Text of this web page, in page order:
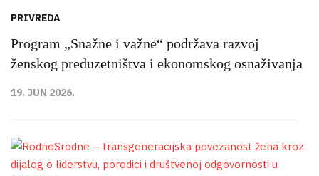
PRIVREDA
Program „Snažne i važne“ podržava razvoj
ženskog preduzetništva i ekonomskog osnaživanja
19. JUN 2026.